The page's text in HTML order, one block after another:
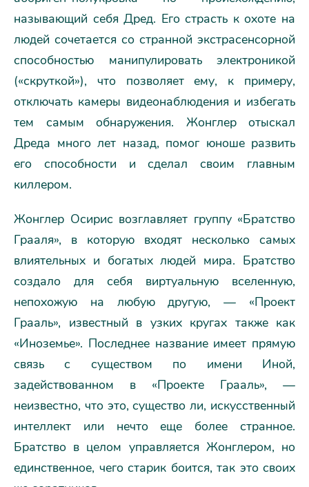
называющий себя Дред. Его страсть к охоте на
людей сочетается со странной экстрасенсорной
способностью манипулировать электроникой
(«скруткой»), что позволяет ему, к примеру,
отключать камеры видеонаблюдения и избегать
тем самым обнаружения. Жонглер отыскал
Дреда много лет назад, помог юноше развить
его способности и сделал своим главным
киллером.
Жонглер Осирис возглавляет группу «Братство
Грааля», в которую входят несколько самых
влиятельных и богатых людей мира. Братство
создало для себя виртуальную вселенную,
непохожую на любую другую, — «Проект
Грааль», известный в узких кругах также как
«Иноземье». Последнее название имеет прямую
связь с существом по имени Иной,
задействованном в «Проекте Грааль», —
неизвестно, что это, существо ли, искусственный
интеллект или нечто еще более странное.
Братство в целом управляется Жонглером, но
единственное, чего старик боится, так это своих